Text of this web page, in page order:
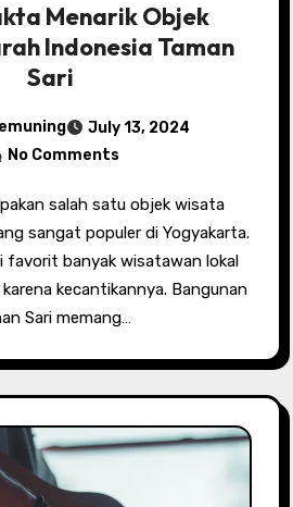
Menarik Objek
Indonesia Taman
Sari
July 13, 2024
No Comments
sangat populer di Yogyakarta.
favorit banyak wisatawan lokal
kecantikannya. Bangunan
Sari memang…